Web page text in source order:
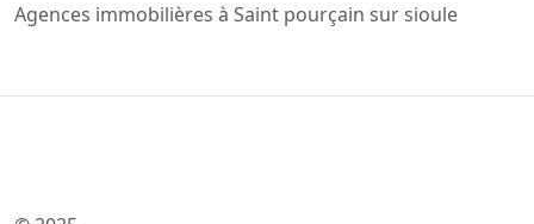
Agences immobilières à Saint pourçain sur sioule